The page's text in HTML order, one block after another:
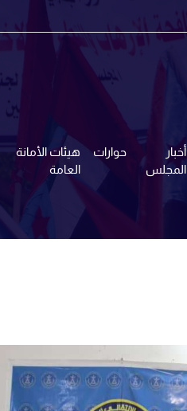
أخبار
المجلس
حوارات
هيئات الأمانة
العامة